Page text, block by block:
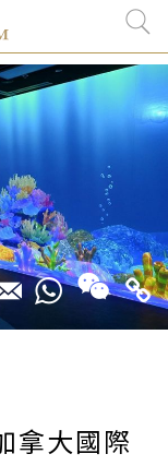
拿大國際